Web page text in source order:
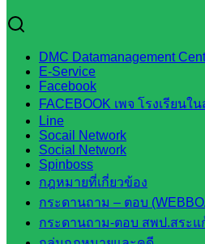
DMC Datamanagement
E-Service
Facebook
FACEBOOK เพจ โรงเรียนใ
Line
Socail Network
Social Network
Spinboss
กฎหมายที่เกี่ยวข้อง
กระดานถาม – ตอบ
กระดานถาม-ตอบ สพป.สระแ
หน่วยงาน
ในจังหวัด
สระแก้ว
จังหวัด
สระแก้ว
องค์การ
บริหาร